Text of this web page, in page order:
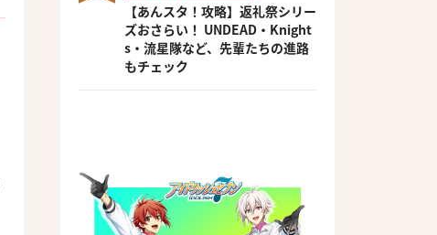
【あんスタ！攻略】返礼祭シリー
ズおさらい！ UNDEAD・Knight
s・流星隊など、先輩たちの進路
もチェック